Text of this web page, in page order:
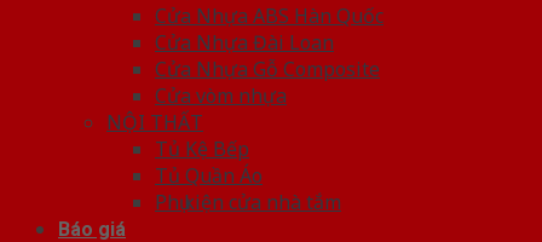
Cửa Nhựa ABS Hàn Quốc
Cửa Nhựa Đài Loan
Cửa Nhựa Gỗ Composite
Cửa vòm nhựa
NỘI THẤT
Tủ Kệ Bếp
Tủ Quần Áo
Phụ kiện cửa nhà tắm
Báo giá